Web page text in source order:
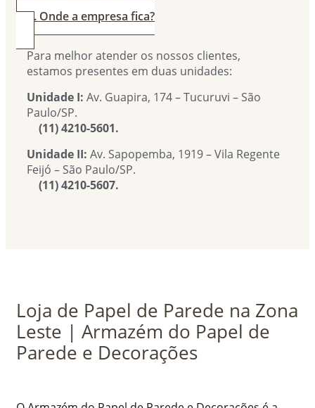
4. Onde a empresa fica?
Para melhor atender os nossos clientes,
estamos presentes em duas unidades:
Unidade I: Av. Guapira, 174 – Tucuruvi – São
Paulo/SP.
(11) 4210-5601.
Unidade II: Av. Sapopemba, 1919 – Vila Regente
Feijó – São Paulo/SP.
(11) 4210-5607.
Loja de Papel de Parede na Zona
Leste | Armazém do Papel de
Parede e Decorações